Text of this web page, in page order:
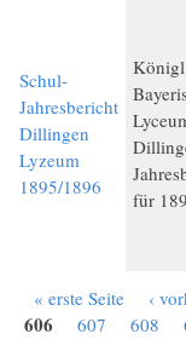
Schul-
Jahresbericht
Dillingen
Lyzeum
1895/1896
für
Seiten
« erste Seite ‹
606 607 608